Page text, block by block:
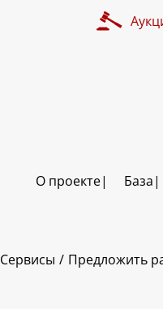
О проекте База
Сервисы Предложить